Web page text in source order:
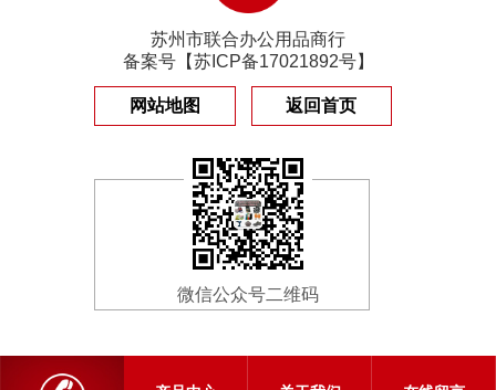
苏州市联合办公用品商行
备案号【苏ICP备17021892号】
网站地图 返回首页
微信公众号二维码